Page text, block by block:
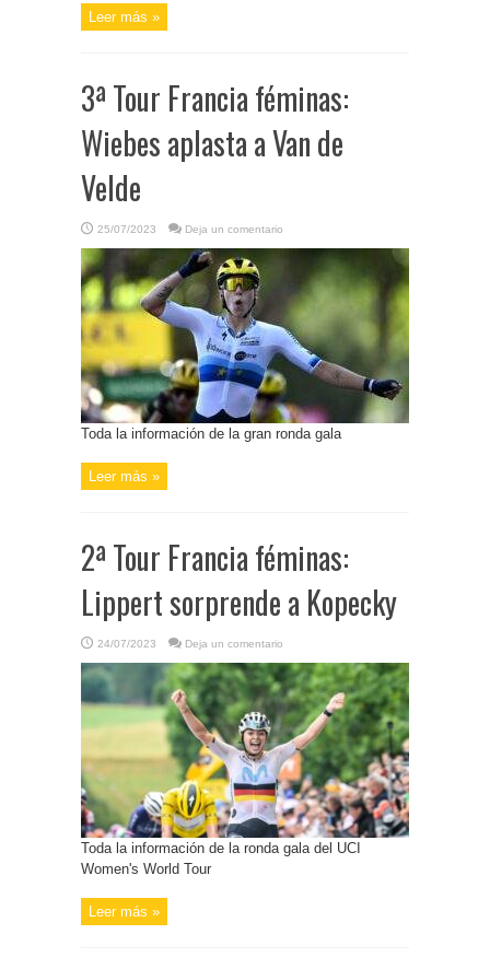
Leer más »
3ª Tour Francia féminas:
Wiebes aplasta a Van de
Velde
25/07/2023 Deja un comentario
Toda la información de la gran ronda gala
Leer más »
2ª Tour Francia féminas:
Lippert sorprende a Kopecky
24/07/2023 Deja un comentario
Toda la información de la ronda gala del UCI
Women's World Tour
Leer más »